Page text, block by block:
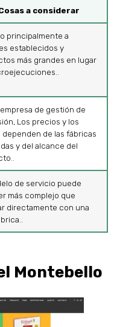
a considerar
principalmente a
establecidos y
más grandes en lugar
de gestión de
Los precios y los
dependen de las fábricas
y del alcance del
de servicio puede
más complejo que
directamente con una
Montebello